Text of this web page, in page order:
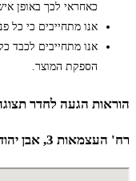
כאחראי לכך באופן
אנו מתחייבים כי כל
אנו מתחייבים לכבד
הספקת המוצר.
הוראות הגעה לחדר
רח' העצמאות 3, אבן יהודה